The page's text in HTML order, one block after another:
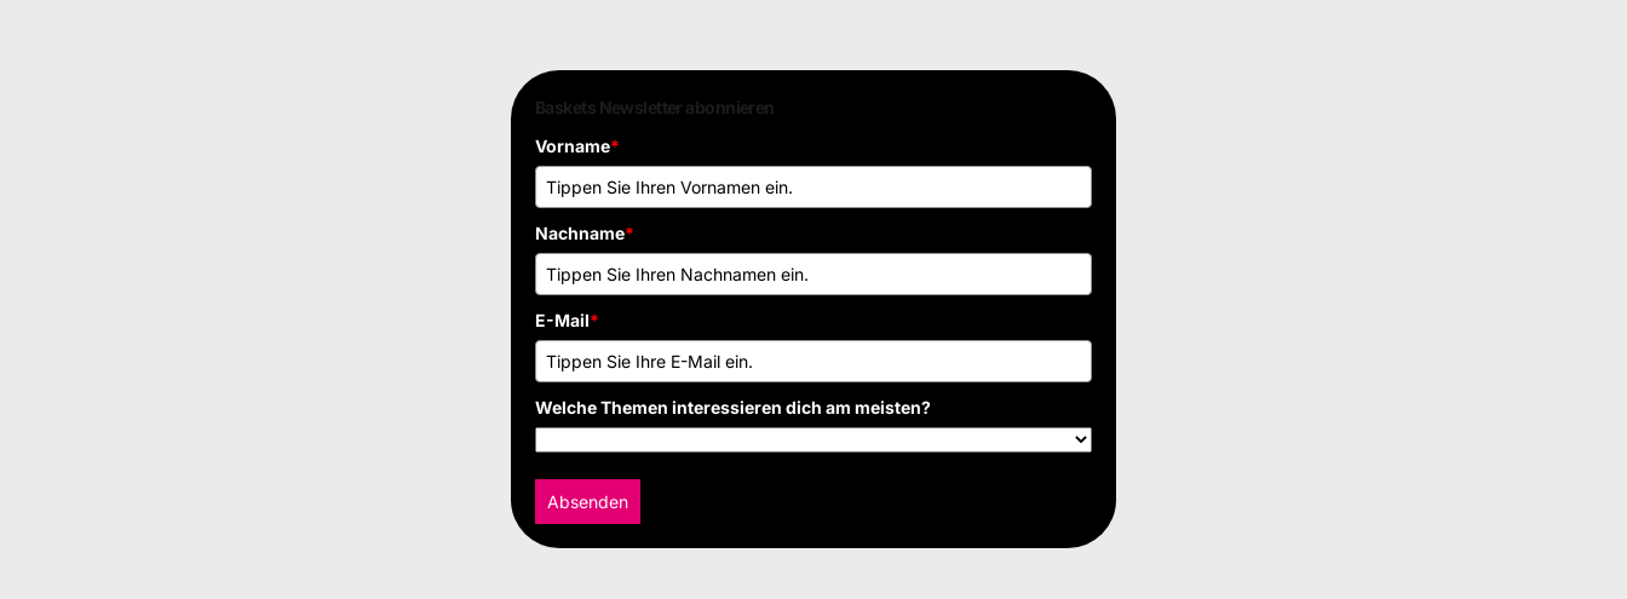
Baskets Newsletter abonnieren
Vorname*
Nachname*
E-Mail*
Welche Themen interessieren dich am meisten?
Absenden